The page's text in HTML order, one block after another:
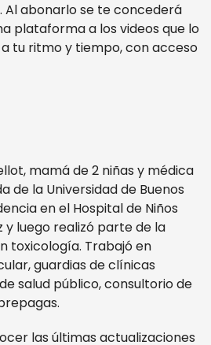
. Al abonarlo se te concederá
plataforma a los videos que lo
tu ritmo y tiempo, con acceso
mamá de 2 niñas y médica
de la Universidad de Buenos
en el Hospital de Niños
y luego realizó parte de la
toxicología. Trabajó en
guardias de clínicas
salud público, consultorio de
las últimas actualizaciones